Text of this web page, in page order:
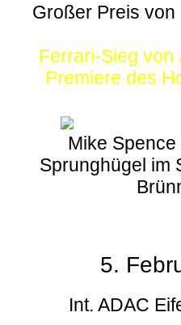
Großer Preis
Ferrari-Sieg von
Premiere des
Mike
Sprunghügel im
5.
Int. ADAC